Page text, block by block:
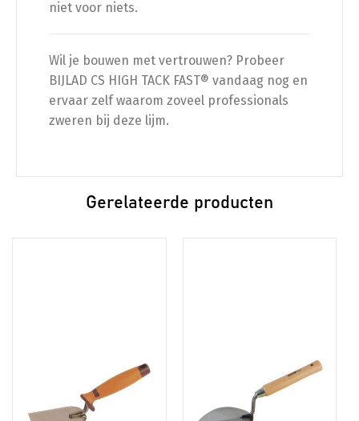
niet voor niets.
Wil je bouwen met vertrouwen? Probeer
BIJLAD CS HIGH TACK FAST® vandaag nog en
ervaar zelf waarom zoveel professionals
zweren bij deze lijm.
Gerelateerde producten